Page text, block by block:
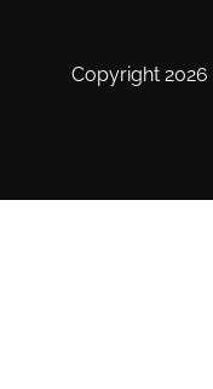
Copyright 2026